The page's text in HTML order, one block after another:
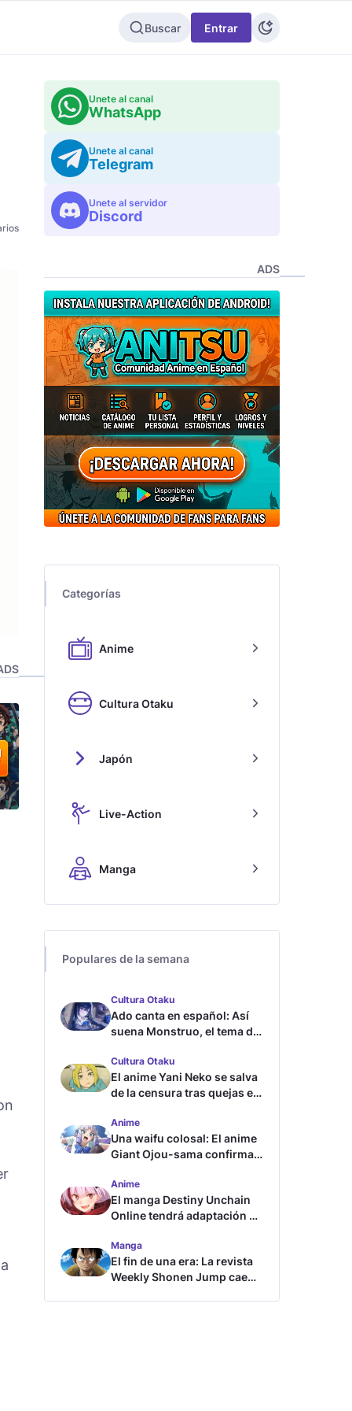
Buscar Entrar
Unete al canal
WhatsApp
Unete al canal
Telegram
Unete al servidor
Discord
ADS
Categorías
Anime
Cultura Otaku
Japón
Live-Action
Manga
Populares de la semana
Cultura Otaku
Ado canta en español: Así
suena Monstruo, el tema de
Cultura Otaku
El anime Yani Neko se salva
de la censura tras quejas en
Anime
Una waifu colosal: El anime
Giant Ojou-sama confirma
Anime
El manga Destiny Unchain
Online tendrá adaptación al
Manga
El fin de una era: La revista
Weekly Shonen Jump cae